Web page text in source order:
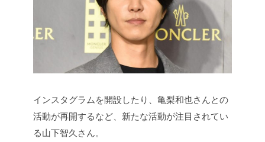
インスタグラムを開設したり、亀梨和也さんとの
活動が再開するなど、新たな活動が注目されてい
る山下智久さん。